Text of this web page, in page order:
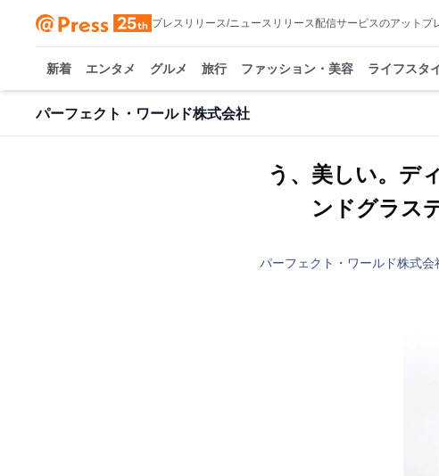
プレスリリース/ニュースリリース配信サービスのアットプ
新着 エンタメ グルメ 旅行 ファッション・美容 ライフスタ
パーフェクト・ワールド株式会社
う、美しい。デ
ンドグラス
パーフェクト・ワールド株式会